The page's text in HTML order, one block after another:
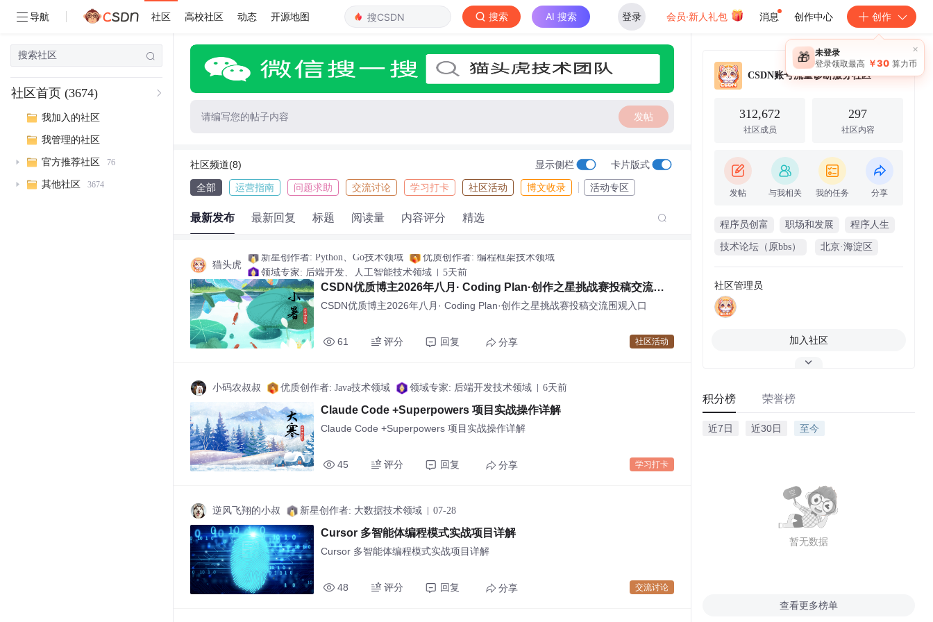
导航 社区 高校社区 动态 开源地图 搜索 AI 搜索 登录 会员·新人礼包 消息 创作中心 创作
×
🎁 未登录
登录领取最高 ￥30 算力币
社区首页 (3674)
我加入的社区
我管理的社区
官方推荐社区 76
其他社区 3674
请编写您的帖子内容 发帖
社区频道(8) 显示侧栏 卡片版式
全部 运营指南 问题求助 交流讨论 学习打卡 社区活动 博文收录 活动专区
最新发布 最新回复 标题 阅读量 内容评分 精选
猫头虎
新星创作者: Python、Go技术领域
优质创作者: 编程框架技术领域
领域专家: 后端开发、人工智能技术领域
5天前
CSDN优质博主2026年八月· Coding Plan·创作之星挑战赛投稿交流围
观入口
CSDN优质博主2026年八月· Coding Plan·创作之星挑战赛投稿交流围观入口
61 评分 回复 分享 社区活动
小码农叔叔 优质创作者: Java技术领域 领域专家: 后端开发技术领域 6天前
Claude Code +Superpowers 项目实战操作详解
Claude Code +Superpowers 项目实战操作详解
45 评分 回复 分享 学习打卡
逆风飞翔的小叔 新星创作者: 大数据技术领域 07-28
Cursor 多智能体编程模式实战项目详解
Cursor 多智能体编程模式实战项目详解
48 评分 回复 分享 交流讨论
CSDN账号流量诊断服务社区
312,672
社区成员
297
社区内容
发帖 与我相关 我的任务 分享
程序员创富 职场和发展 程序人生
技术论坛（原bbs） 北京·海淀区
社区管理员
加入社区
积分榜 荣誉榜
近7日 近30日 至今
暂无数据
查看更多榜单